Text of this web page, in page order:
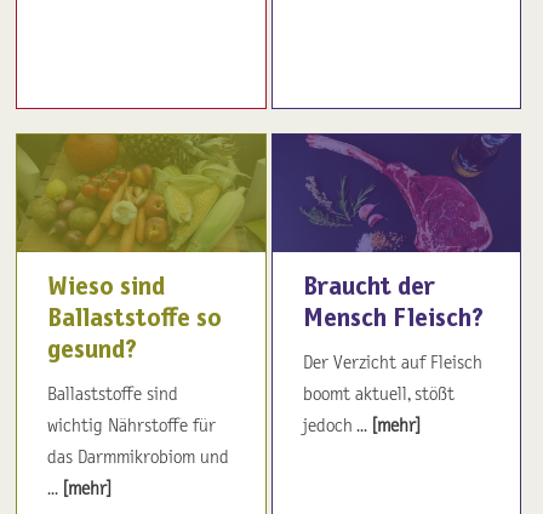
Wieso sind
Ballaststoffe so
gesund?
Ballaststoffe sind
wichtig Nährstoffe für
das Darmmikrobiom und
... [mehr]
Braucht der
Mensch Fleisch?
Der Verzicht auf Fleisch
boomt aktuell, stößt
jedoch ... [mehr]